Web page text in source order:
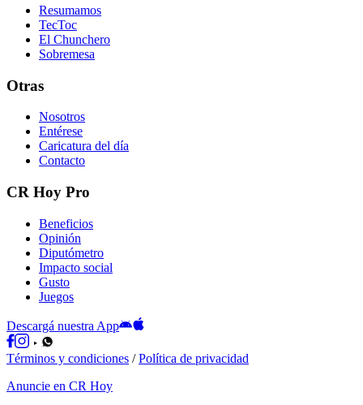
Resumamos
TecToc
El Chunchero
Sobremesa
Otras
Nosotros
Entérese
Caricatura del día
Contacto
CR Hoy Pro
Beneficios
Opinión
Diputómetro
Impacto social
Gusto
Juegos
Descargá nuestra App
Términos y condiciones /Política de privacidad
Anuncie en CR Hoy